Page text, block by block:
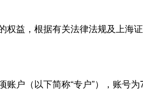
权益，根据有关法律法规及上海
账户（以下简称“专户”），账号